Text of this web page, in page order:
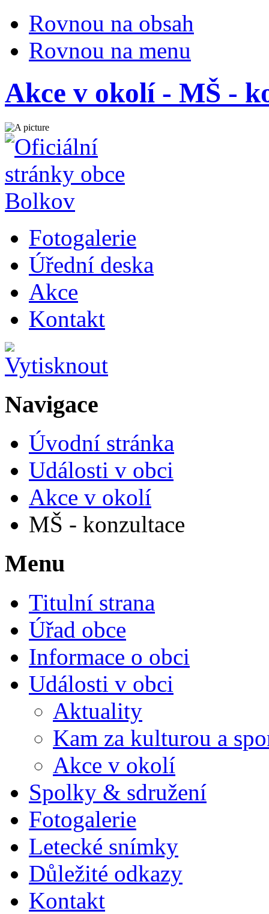
Rovnou na obsah
Rovnou na menu
Akce v okolí - MŠ -
Fotogalerie
Úřední deska
Akce
Kontakt
Navigace
Úvodní stránka
Události v obci
Akce v okolí
MŠ - konzultace
Menu
Titulní strana
Úřad obce
Informace o obci
Události v obci
Aktuality
Kam za kulturou a
Akce v okolí
Spolky & sdružení
Fotogalerie
Letecké snímky
Důležité odkazy
Kontakt